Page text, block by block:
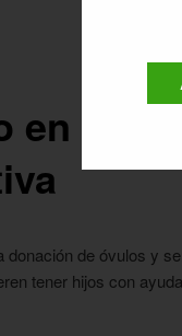
en
de óvulos y
tener hijos con